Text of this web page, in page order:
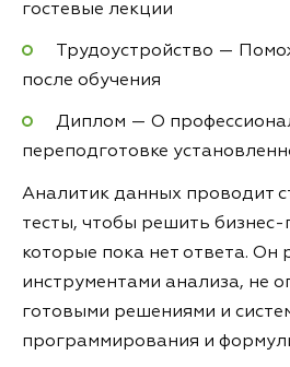
гостевые лекции
Трудоустройство —
после обучения
Диплом — О
переподготовке
Аналитик данных проводит
тесты, чтобы решить
которые пока нет ответа. Он
инструментами анализа, не
готовыми решениями и
программирования и